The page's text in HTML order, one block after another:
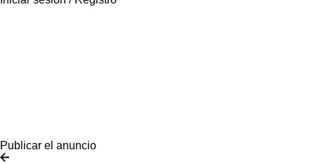
Publicar el anuncio